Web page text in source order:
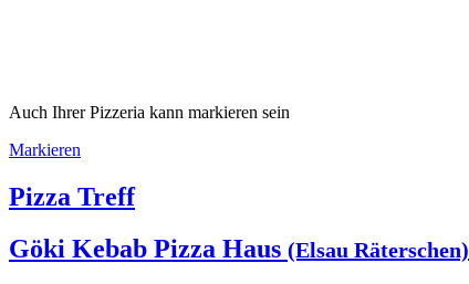
Auch Ihrer Pizzeria kann markieren sein
Markieren
Pizza Treff
Göki Kebab Pizza Haus (Elsau Räterschen)